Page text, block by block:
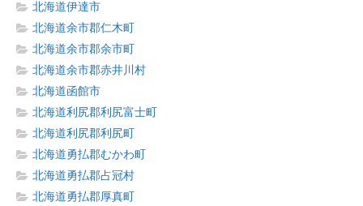
北海道伊達市
北海道余市郡仁木町
北海道余市郡余市町
北海道余市郡赤井川村
北海道函館市
北海道利尻郡利尻富士町
北海道利尻郡利尻町
北海道勇払郡むかわ町
北海道勇払郡占冠村
北海道勇払郡厚真町